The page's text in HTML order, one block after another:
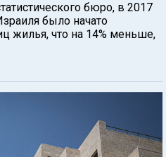
бюро, в 2017
было начато
жилья, что на 14% меньше,